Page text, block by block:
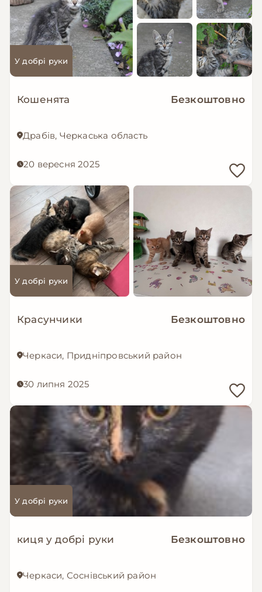
У добрі руки
Кошенята Безкоштовно
Драбів, Черкаська область
20 вересня 2025
У добрі руки
Красунчики Безкоштовно
Черкаси, Придніпровський район
30 липня 2025
У добрі руки
киця у добрі руки Безкоштовно
Черкаси, Соснівський район